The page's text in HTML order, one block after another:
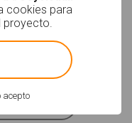
Twitter
Newsletter
cookies para
proyecto.
acepto